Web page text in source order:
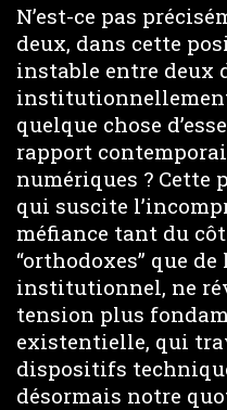
N’est-ce pas
deux, dans cette
instable entre deux
quelque chose
rapport
numériques ?
qui suscite
méfiance tant du
“orthodoxes” que
institutionnel, ne
tension plus
existentielle, qui
dispositifs
désormais notre